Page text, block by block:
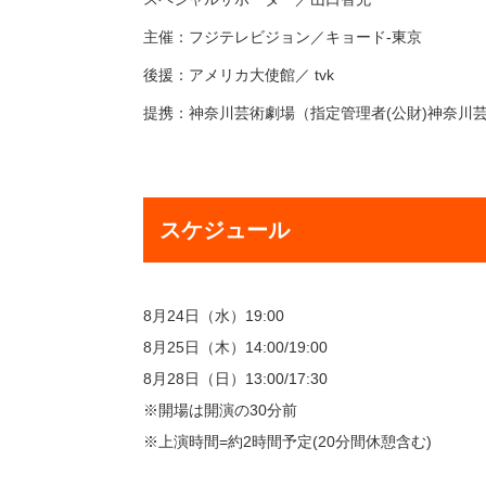
主催：フジテレビジョン／キョード-東京
後援：アメリカ大使館／ tvk
提携：神奈川芸術劇場（指定管理者(公財)神奈川芸
スケジュール
8月24日（水）19:00
8月25日（木）14:00/19:00
8月28日（日）13:00/17:30
※開場は開演の30分前
※上演時間=約2時間予定(20分間休憩含む)